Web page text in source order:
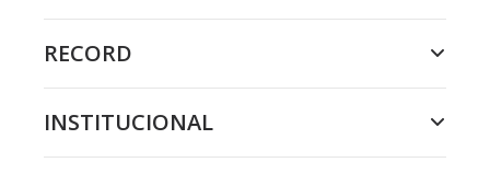
RECORD
INSTITUCIONAL